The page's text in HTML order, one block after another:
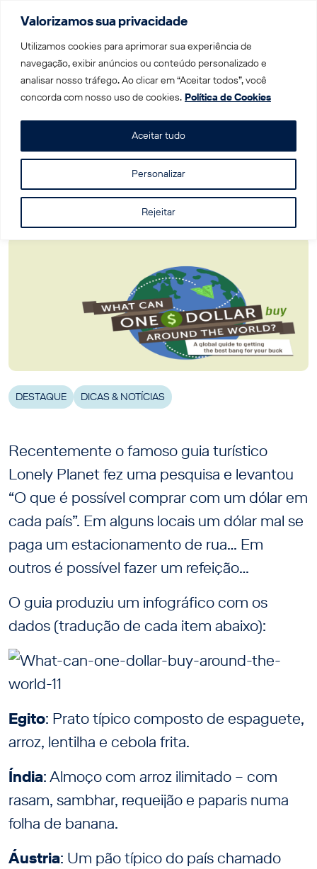
Valorizamos sua privacidade
Utilizamos cookies para aprimorar sua experiência de
navegação, exibir anúncios ou conteúdo personalizado e
analisar nosso tráfego. Ao clicar em “Aceitar todos”, você
concorda com nosso uso de cookies. Política de Cookies
Personalizar
Rejeitar
Aceitar tudo
Home | Blog | O que eu compro com um dólar em…
O que eu compro com um dólar em…
DESTAQUE DICAS & NOTÍCIAS
Recentemente o famoso guia turístico
Lonely Planet fez uma pesquisa e levantou
“O que é possível comprar com um dólar em
cada país”. Em alguns locais um dólar mal se
paga um estacionamento de rua… Em
outros é possível fazer um refeição…
O guia produziu um infográfico com os
dados (tradução de cada item abaixo):
Egito: Prato típico composto de espaguete,
arroz, lentilha e cebola frita.
Índia: Almoço com arroz ilimitado – com
rasam, sambhar, requeijão e paparis numa
folha de banana.
Áustria: Um pão típico do país chamado